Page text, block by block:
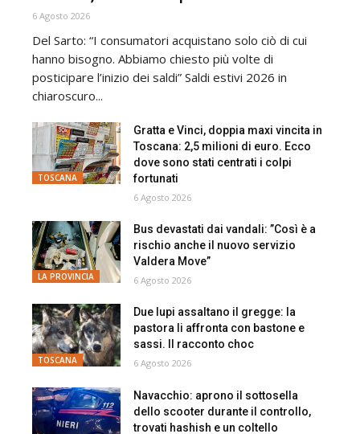
6 Agosto 2026
Del Sarto: “I consumatori acquistano solo ciò di cui
hanno bisogno. Abbiamo chiesto più volte di
posticipare l’inizio dei saldi” Saldi estivi 2026 in
chiaroscuro...
TOSCANA
Gratta e Vinci, doppia maxi vincita in
Toscana: 2,5 milioni di euro. Ecco
dove sono stati centrati i colpi
fortunati
6 Agosto 2026
LA PROVINCIA
Bus devastati dai vandali: ”Così è a
rischio anche il nuovo servizio
Valdera Move”
6 Agosto 2026
TOSCANA
Due lupi assaltano il gregge: la
pastora li affronta con bastone e
sassi. Il racconto choc
6 Agosto 2026
Navacchio: aprono il sottosella
dello scooter durante il controllo,
trovati hashish e un coltello